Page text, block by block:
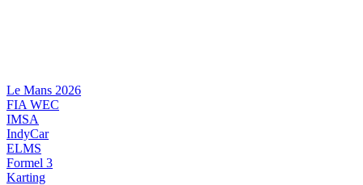
Le Mans 2026
FIA WEC
IMSA
IndyCar
ELMS
Formel 3
Karting